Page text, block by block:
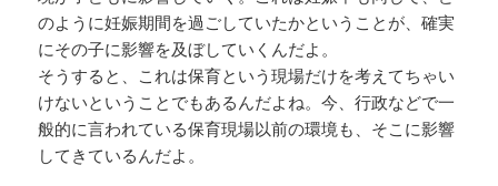
のように妊娠期間を過ごしていたかということが、確実
にその子に影響を及ぼしていくんだよ。
そうすると、これは保育という現場だけを考えてちゃい
けないということでもあるんだよね。今、行政などで一
般的に言われている保育現場以前の環境も、そこに影響
してきているんだよ。